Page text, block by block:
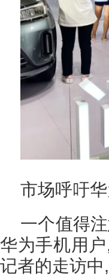
市场呼吁
一个值得
华为手机用
记者的走访